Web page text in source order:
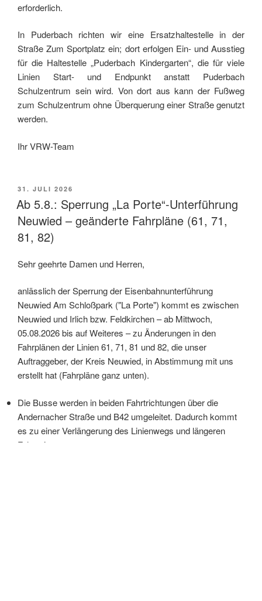
erforderlich.
In Puderbach richten wir eine Ersatzhaltestelle in der
Straße Zum Sportplatz ein; dort erfolgen Ein- und Ausstieg
für die Haltestelle „Puderbach Kindergarten“, die für viele
Linien Start- und Endpunkt anstatt Puderbach
Schulzentrum sein wird. Von dort aus kann der Fußweg
zum Schulzentrum ohne Überquerung einer Straße genutzt
werden.
Ihr VRW-Team
VERÖFFENTLICHT
AM
31. JULI 2026
Ab 5.8.: Sperrung „La Porte“-Unterführung
Neuwied – geänderte Fahrpläne (61, 71,
81, 82)
Sehr geehrte Damen und Herren,
anlässlich der Sperrung der Eisenbahnunterführung
Neuwied Am Schloßpark ("La Porte") kommt es zwischen
Neuwied und Irlich bzw. Feldkirchen – ab Mittwoch,
05.08.2026 bis auf Weiteres – zu Änderungen in den
Fahrplänen der Linien 61, 71, 81 und 82, die unser
Auftraggeber, der Kreis Neuwied, in Abstimmung mit uns
erstellt hat (Fahrpläne ganz unten).
Die Busse werden in beiden Fahrtrichtungen über die
Andernacher Straße und B42 umgeleitet. Dadurch kommt
es zu einer Verlängerung des Linienwegs und längeren
Fahrzeiten.